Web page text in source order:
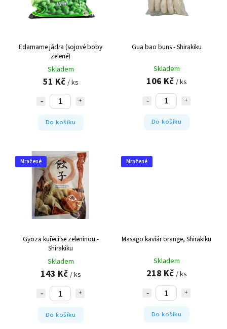
Edamame jádra (sojové boby
zelené)
Skladem
51 Kč / ks
Do košíku
Gua bao buns - Shirakiku
Skladem
106 Kč / ks
Do košíku
Mražené
Gyoza kuřecí se zeleninou -
Shirakiku
Skladem
143 Kč / ks
Do košíku
Mražené
Masago kaviár orange, Shirakiku
Skladem
218 Kč / ks
Do košíku